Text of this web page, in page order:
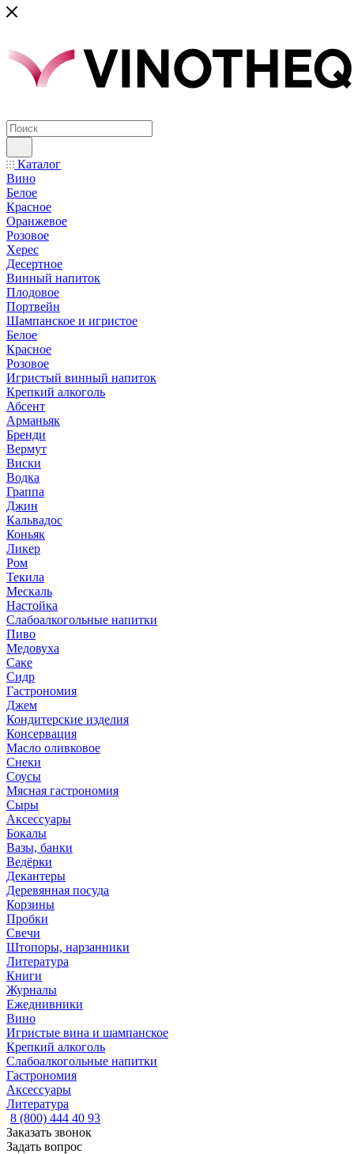
Каталог
Вино
Белое
Красное
Оранжевое
Розовое
Херес
Десертное
Винный напиток
Плодовое
Портвейн
Шампанское и игристое
Белое
Красное
Розовое
Игристый винный напиток
Крепкий алкоголь
Абсент
Арманьяк
Бренди
Вермут
Виски
Водка
Граппа
Джин
Кальвадос
Коньяк
Ликер
Ром
Текила
Мескаль
Настойка
Слабоалкогольные напитки
Пиво
Медовуха
Саке
Сидр
Гастрономия
Джем
Кондитерские изделия
Консервация
Масло оливковое
Снеки
Соусы
Мясная гастрономия
Сыры
Аксессуары
Бокалы
Вазы, банки
Ведёрки
Декантеры
Деревянная посуда
Корзины
Пробки
Свечи
Штопоры, нарзанники
Литература
Книги
Журналы
Ежеднивники
Вино
Игристые вина и шампанское
Крепкий алкоголь
Слабоалкогольные напитки
Гастрономия
Аксессуары
Литература
8 (800) 444 40 93
Заказать звонок
Задать вопрос